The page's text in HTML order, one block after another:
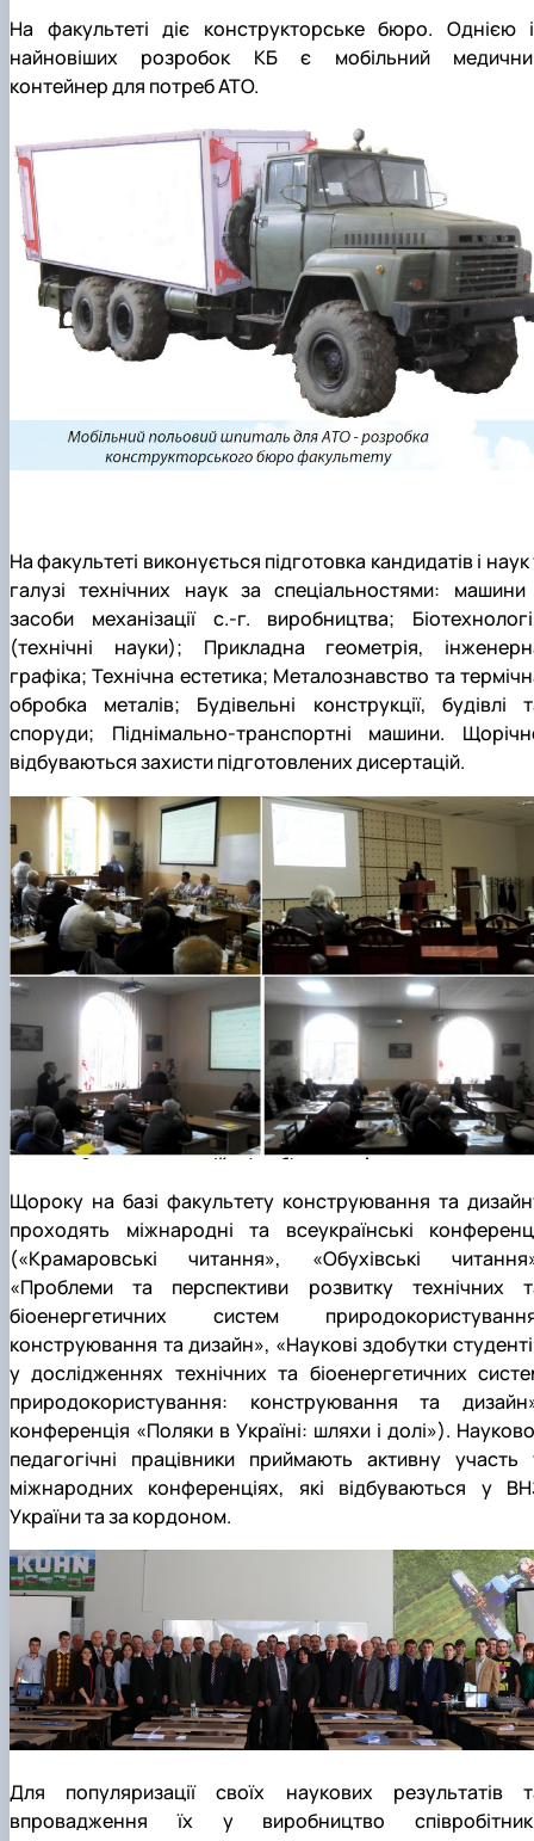
На факультеті діє конструкторське бюро. Однією
найновіших розробок КБ є мобільний
контейнер для потреб АТО.
На факультеті виконується підготовка кандидатів і наук
галузі технічних наук за спеціальностями: машини
засоби механізації с.-г. виробництва;
(технічні науки); Прикладна геометрія,
графіка; Технічна естетика; Металознавство та
обробка металів; Будівельні конструкції, будівлі
споруди; Піднімально-транспортні машини.
відбуваються захисти підготовлених дисертацій.
Щороку на базі факультету конструювання та
проходять міжнародні та всеукраїнські
(«Крамаровські читання», «Обухівські
«Проблеми та перспективи розвитку технічних
біоенергетичних систем
конструювання та дизайн», «Наукові здобутки
у дослідженнях технічних та біоенергетичних
природокористування: конструювання та
конференція «Поляки в Україні: шляхи і долі»).
педагогічні працівники приймають активну участь
міжнародних конференціях, які відбуваються у
України та за кордоном.
Для популяризації своїх наукових результатів
впровадження їх у виробництво